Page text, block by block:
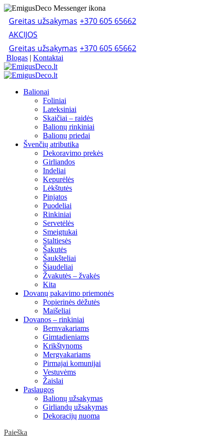
Greitas užsakymas +370 605 65662
AKCIJOS
Greitas užsakymas +370 605 65662
Blogas | Kontaktai
Balionai
Foliniai
Lateksiniai
Skaičiai – raidės
Balionų rinkiniai
Balionų priedai
Švenčių atributika
Dekoravimo prekės
Girliandos
Indeliai
Kepurėlės
Lėkštutės
Pinjatos
Puodeliai
Rinkiniai
Servetėlės
Smeigtukai
Staltiesės
Šakutės
Šaukšteliai
Šiaudeliai
Žvakutės – žvakės
Kita
Dovanų pakavimo priemonės
Popierinės dėžutės
Maišeliai
Dovanos – rinkiniai
Bernvakariams
Gimtadieniams
Krikštynoms
Mergvakariams
Pirmajai komunijai
Vestuvėms
Žaislai
Paslaugos
Balionų užsakymas
Girliandų užsakymas
Dekoracijų nuoma
Paieška